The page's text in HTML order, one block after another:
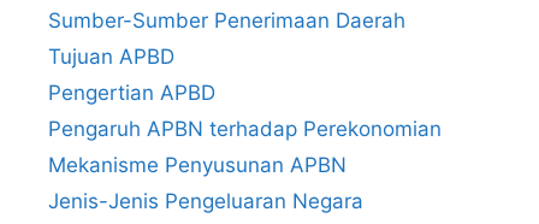
Sumber-Sumber Penerimaan Daerah
Tujuan APBD
Pengertian APBD
Pengaruh APBN terhadap Perekonomian
Mekanisme Penyusunan APBN
Jenis-Jenis Pengeluaran Negara